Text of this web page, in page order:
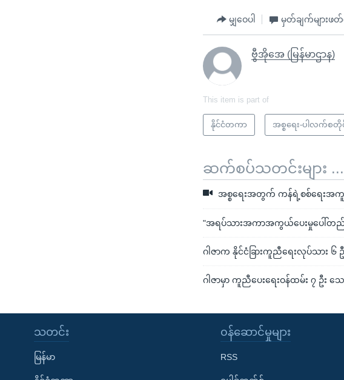
မျှဝေပါ မှတ်ချက်များဖ
ဗွီအိုအေ (မြန်မာဌာန)
This item is part of
နိုင်ငံတကာ အစ္စရေး-ပါလက်စတို
ဆက်စပ်သတင်းများ ...
အစ္စရေးအတွက် ကန်ရဲ့စစ်ရေး
"အရပ်သားအကာအကွယ်ပေးမှုပေါ်တည်
ဂါဇာက နိုင်ငံခြားကူညီရေးလုပ်သား ၆
ဂါဇာမှာ ကူညီပေးရေးဝန်ထမ်း ၇ ဦး
သတင်း
မြန်မာ
၀န်ဆောင်မှုများ
RSS